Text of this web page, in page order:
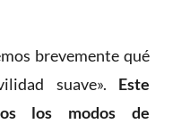
brevemente qué
suave». Este
los modos de